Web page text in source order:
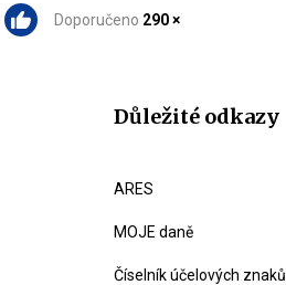
Doporučeno 290 ×
Důležité odkazy
ARES
MOJE daně
Číselník účelových znaků